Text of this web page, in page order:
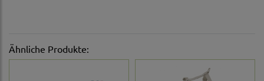
Ähnliche Produkte: